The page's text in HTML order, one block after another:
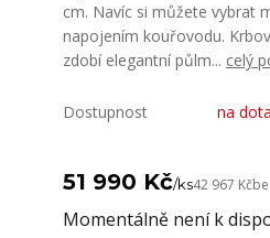
cm. Navíc si můžete vybrat
napojením kouřovodu.
zdobí elegantní půlm... celý
Dostupnost na
51 990 Kč/ks42 967 Kč
Momentálně není k